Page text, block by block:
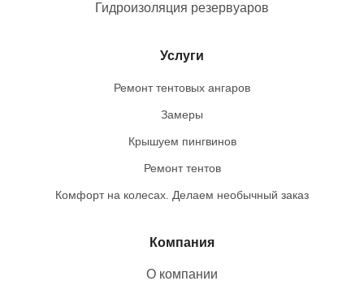
Гидроизоляция резервуаров
Услуги
Ремонт тентовых ангаров
Замеры
Крышуем пингвинов
Ремонт тентов
Комфорт на колесах. Делаем необычный заказ
Компания
О компании